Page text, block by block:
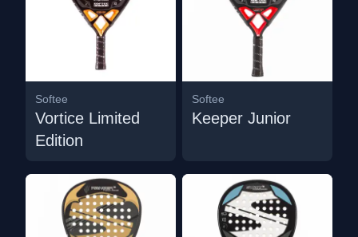
Softee
Vortice Limited
Edition
Softee
Keeper Junior